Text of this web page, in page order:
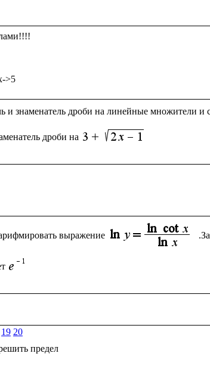
и знаменатель дроби на линейные множители и
дроби на
выражение
19 20
предел